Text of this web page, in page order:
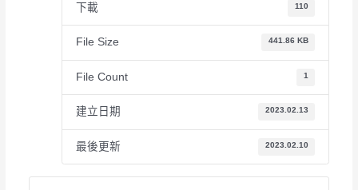
下載 110
File Size 441.86 KB
File Count 1
建立日期 2023.02.13
最後更新 2023.02.10